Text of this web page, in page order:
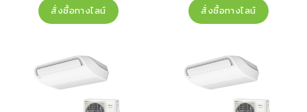
สั่งซื้อทางไลน์ สั่งซื้อทางไลน์